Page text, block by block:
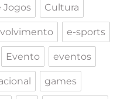
Jogos Cultura
e-sports
Evento eventos
games